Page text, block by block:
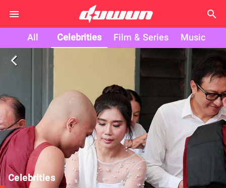
search
All Celebrities Film & Series Music
arrow_back_ios
Celebrities